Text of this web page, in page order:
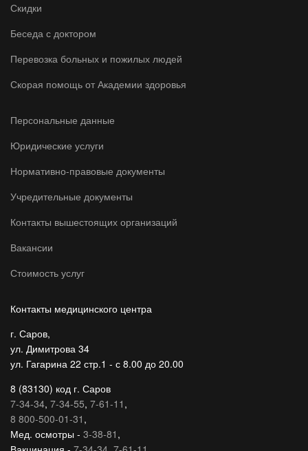
Скидки
Беседа с доктором
Перевозка больных и пожилых людей
Скорая помощь от Академии здоровья
Персональные данные
Юридические услуги
Нормативно-правовые документы
Учредительные документы
Контакты вышестоящих организаций
Вакансии
Стоимость услуг
Контакты медицинского центра
г. Саров,
ул. Димитрова 34
ул. Гагарина 22 стр.1 - с 8.00 до 20.00
8 (83130) код г. Саров
7-34-34, 7-34-55, 7-61-11 ,
8 800-500-01-31 ,
Мед. осмотры - 3-38-81 ,